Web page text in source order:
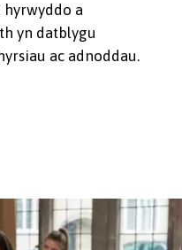
a
yn datblygu
ac adnoddau.